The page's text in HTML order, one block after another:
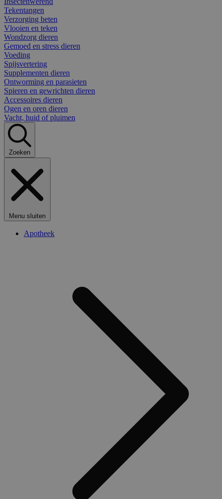
Tekentangen
Verzorging beten
Vlooien en teken
Wondzorg dieren
Gemoed en stress dieren
Voeding
Spijsvertering
Supplementen dieren
Ontworming en parasieten
Spieren en gewrichten dieren
Accessoires dieren
Ogen en oren dieren
Vacht, huid of pluimen
Zoeken
Menu sluiten
Apotheek